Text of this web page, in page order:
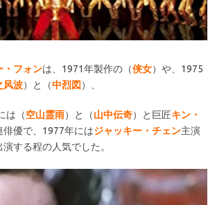
・フォンは、1971年製作の（侠女）や、1975
风波）と（中烈図 ）、
は（空山霊雨）と（山中伝奇）と巨匠キン・
俳優で、1977年にはジャッキー・チェン主演
演する程の人気でした。